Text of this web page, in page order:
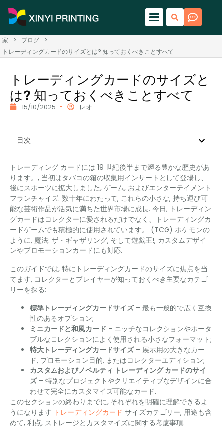
家 > ブログ
>
トレーディングカードのサイズとは? 知っておくべきことすべて
トレーディングカードのサイズと
は? 知っておくべきことすべて
15/10/2025 レオ
目次
トレーディング カードには 19 世紀後半まで遡る豊かな歴史があ
ります。, 当初はタバコの箱の収集用インサートとして登場し、
後にスポーツに拡大しました, ゲーム, およびエンターテイメント
フランチャイズ. 数十年にわたって, これらの小さな, 持ち運び可
能な芸術作品が活気に満ちた世界市場に成長. 今日, トレーディン
グカードはコレクターに愛されるだけでなく、トレーディングカ
ードゲームでも積極的に使用されています。 (TCG) ポケモンの
ように, 魔法: ザ・ギャザリング, そして遊戯王!, カスタムデザイ
ンやプロモーションカードにも対応.
このガイドでは, 特にトレーディングカードのサイズに焦点を当
てます, コレクターとプレイヤーが知っておくべき主要なカテゴ
リーを探る:
標準トレーディングカードサイズ– 最も一般的で広く互換
性のあるオプション;
ミニカードと和風カード – ニッチなコレクションやポータ
ブルなコレクションによく使用される小さなフォーマット;
特大トレーディングカードサイズ– 展示用の大きなカー
ド, プロモーション目的, またはコレクターエディション;
カスタムおよびノベルティ トレーディング カードのサイ
ズ– 特別なプロジェクトやクリエイティブなデザインに合
わせて完全にカスタマイズ可能なカード.
このセクションの終わりまでに, それぞれを明確に理解できるよ
うになります トレーディングカード サイズカテゴリー, 用途も含
めて, 利点, ストレージとカスタマイズに関する考慮事項.